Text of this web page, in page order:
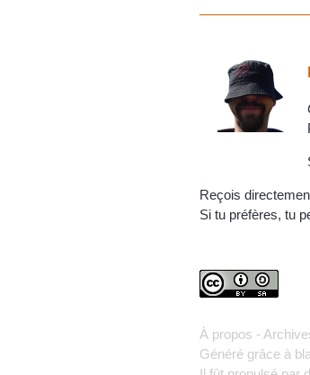
Reçois
Si tu préfères, tu
À propos -
Généré grâce à